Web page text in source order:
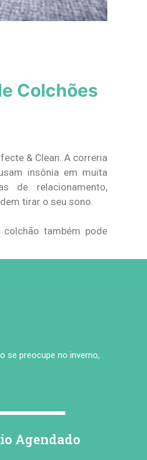
Colchões
& Clean. A correria
insônia em muita
de relacionamento,
tirar o seu sono.
também pode
se preocupe no inverno,
Agendado